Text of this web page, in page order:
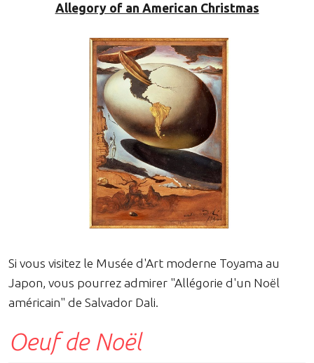
Allegory of an American Christmas
Si vous visitez le Musée d'Art moderne Toyama au
Japon, vous pourrez admirer "Allégorie d'un Noël
américain" de Salvador Dali.
Oeuf de Noël